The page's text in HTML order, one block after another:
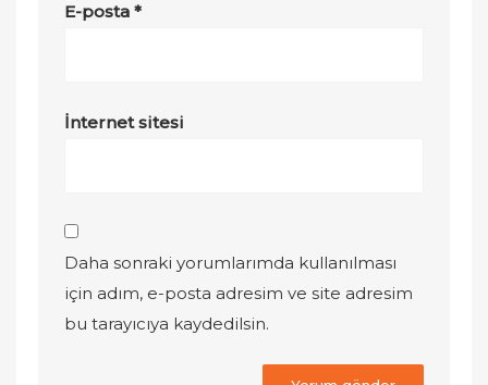
E-posta*
İnternet sitesi
Daha sonraki yorumlarımda kullanılması
için adım, e-posta adresim ve site adresim
bu tarayıcıya kaydedilsin.